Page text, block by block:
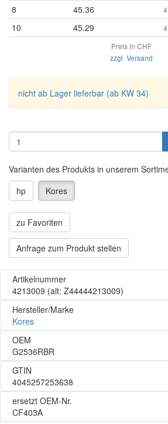
8 45.36
10 45.29
Preis in CHF
zzgl. Versand
nicht ab Lager lieferbar (ab KW 34)
Varianten des Produkts in unserem
hp
Kores
zu Favoriten
Anfrage zum Produkt stellen
Artikelnummer
4213009 (alt: Z44444213009)
Hersteller/Marke
Kores
OEM
G2536RBR
GTIN
4045257253638
ersetzt OEM-Nr.
CF403A